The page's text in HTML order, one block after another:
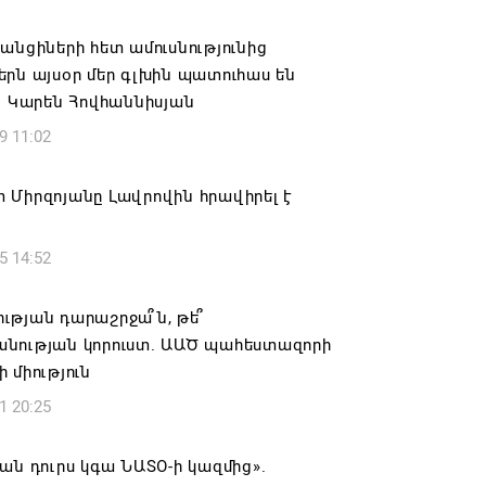
ընթացակարգ չկա
16:39
և 6 եպիսկոպոսի գործով դատական
16:34
ԵՆՔ ՄԻԱՍԻՆ ՆՇԵԼՈՒ ՏԱՇՏՈՒՆ
16:21
ղեկավար Գևորգ Փարսյանի
ճանապարհաշինական
հետ ամուսնությունից
այսօր մեր գլխին պատուհաս են
Կարեն Հովհաննիսյան
11:02
Լավրովին հրավիրել է
14:52
դարաշրջա՞ն, թե՞
կորուստ. ԱԱԾ պահեստազորի
20:25
դուրս կգա ՆԱՏՕ-ի կազմից».